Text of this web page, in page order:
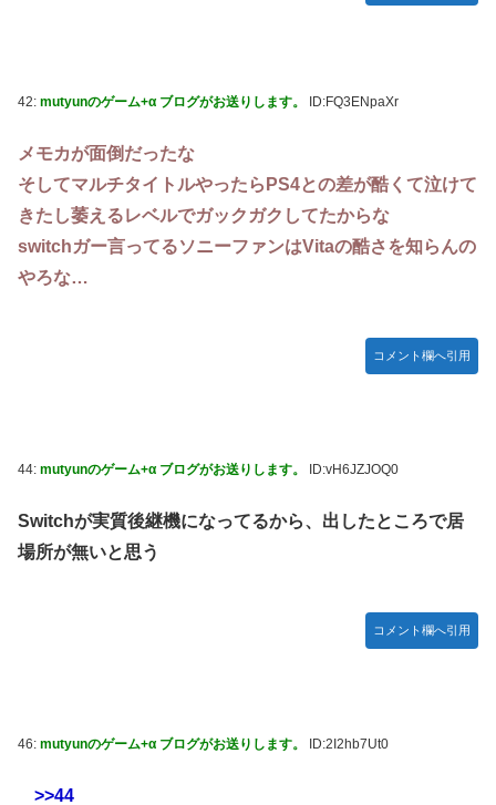
42: mutyunのゲーム+α ブログがお送りします。 ID:FQ3ENpaXr
メモカが面倒だったな
そしてマルチタイトルやったらPS4との差が酷くて泣けて
きたし萎えるレベルでガックガクしてたからな
switchガー言ってるソニーファンはVitaの酷さを知らんの
やろな…
コメント欄へ引用
44: mutyunのゲーム+α ブログがお送りします。 ID:vH6JZJOQ0
Switchが実質後継機になってるから、出したところで居
場所が無いと思う
コメント欄へ引用
46: mutyunのゲーム+α ブログがお送りします。 ID:2I2hb7Ut0
>>44